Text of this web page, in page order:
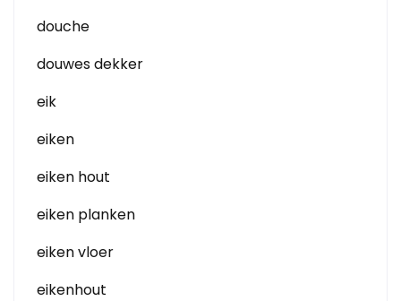
douche
douwes dekker
eik
eiken
eiken hout
eiken planken
eiken vloer
eikenhout